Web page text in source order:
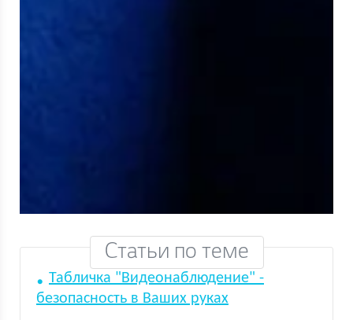
Статьи по теме
Табличка "Видеонаблюдение" -
безопасность в Ваших руках